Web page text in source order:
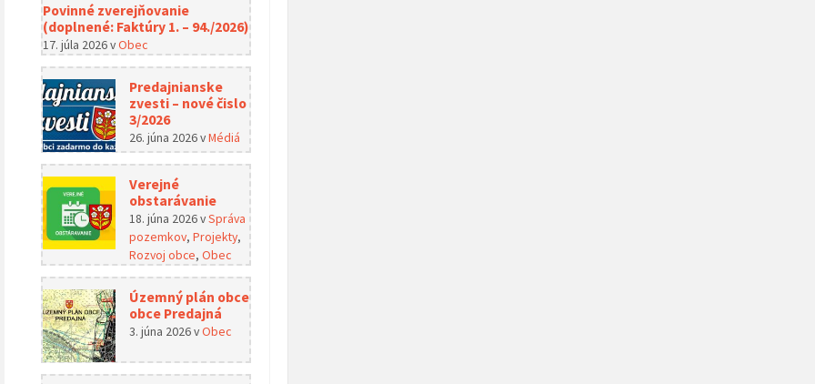
Povinné zverejňovanie
(doplnené: Faktúry 1. – 94./2026)
17. júla 2026vObec
Predajnianske
zvesti – nové čislo
3/2026
26. júna 2026vMédiá
Verejné
obstarávanie
18. júna 2026vSpráva
pozemkov, Projekty,
Rozvoj obce, Obec
Územný plán obce
obce Predajná
3. júna 2026vObec